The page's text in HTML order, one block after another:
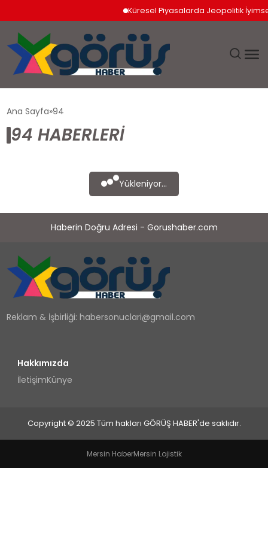
Küresel Piyasalarda Jeopolitik
EKONOMI
SPOR
TEKNOLOJI
YAŞAM
Ana Sayfa 94
94 HABERLERI
Yükleniyor...
Haberin Doğru Adresi - Gorushaber.com
Reklam & İşbirliği:habersonuclari@gmail.com
Hakkımızda
İletişimKünye
Copyright © 2025 Tüm hakları GÖRÜŞ HABER'de saklıdır.
Mersin HaberMersin Lojistik